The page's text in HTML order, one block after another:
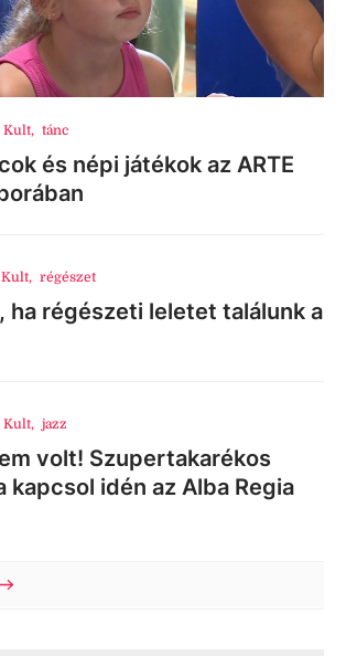
Kult, tánc
és népi játékok az ARTE
Kult, régészet
ha régészeti leletet találunk a
Kult, jazz
volt! Szupertakarékos
kapcsol idén az Alba Regia